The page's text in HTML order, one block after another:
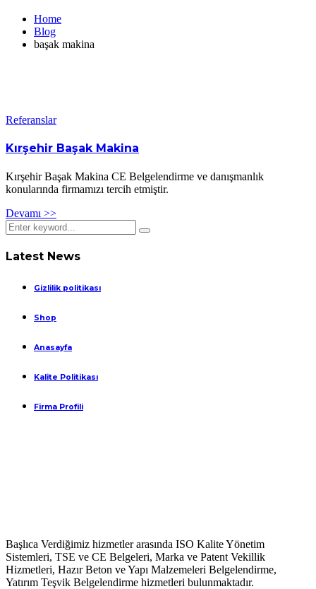
Home
Blog
başak makina
Referanslar
Kırşehir Başak Makina
Kırşehir Başak Makina CE Belgelendirme ve danışmanlık
konularında firmamızı tercih etmiştir.
Devamı >>
Latest News
Gizlilik politikası
Shop
Anasayfa
Kalite Politikası
Firma Profili
Başlıca Verdiğimiz hizmetler arasında ISO Kalite Yönetim
Sistemleri, TSE ve CE Belgeleri, Marka ve Patent Vekillik
Hizmetleri, Hazır Beton ve Yapı Malzemeleri Belgelendirme,
Yatırım Teşvik Belgelendirme hizmetleri bulunmaktadır.